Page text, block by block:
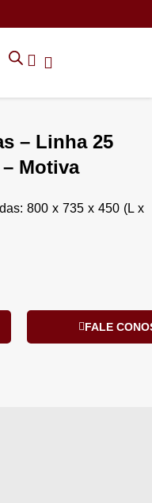
– Linha 25
Motiva
800 x 735 x 450 (L x
FALE